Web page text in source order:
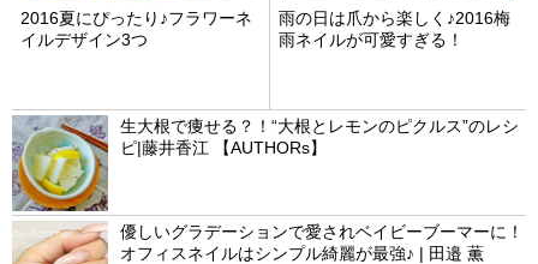
2016夏にぴったり♪フラワーネ
イルデザイン3つ
雨の日は爪から楽しく♪2016梅
雨ネイルが可愛すぎる！
生大根で痩せる？！“大根とレモンのピクルス”のレシ
ピ|藤井香江 【AUTHORs】
優しいグラデーションで愛されベイビーブーマーに！
オフィスネイルはシンプル綺麗が最強♪ | 田邉 薫